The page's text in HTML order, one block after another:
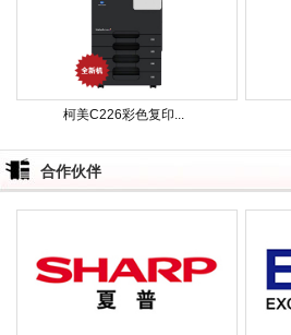
柯美C226彩色复印...
合作伙伴